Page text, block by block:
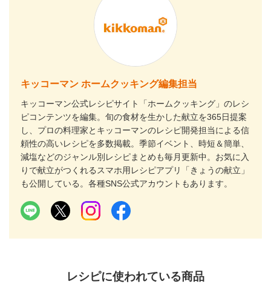
キッコーマン ホームクッキング編集担当
キッコーマン公式レシピサイト「ホームクッキング」のレシ
ピコンテンツを編集。旬の食材を生かした献立を365日提案
し、プロの料理家とキッコーマンのレシピ開発担当による信
頼性の高いレシピを多数掲載。季節イベント、時短＆簡単、
減塩などのジャンル別レシピまとめも毎月更新中。お気に入
りで献立がつくれるスマホ用レシピアプリ「きょうの献立」
も公開している。各種SNS公式アカウントもあります。
レシピに使われている商品